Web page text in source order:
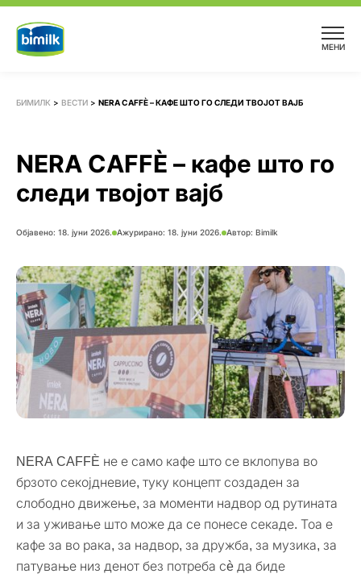
Skip
content
МЕНИ
БИМИЛК > ВЕСТИ > NERA CAFFÈ – КАФЕ ШТО ГО СЛЕДИ ТВОЈОТ ВАЈБ
NERA CAFFÈ – кафе што го
следи твојот вајб
Објавено: 18. јуни 2026. Ажурирано: 18. јуни 2026. Автор: Bimilk
NERA CAFFÈ не е само кафе што се вклопува во
брзото секојдневие, туку концепт создаден за
слободно движење, за моменти надвор од рутината
и за уживање што може да се понесе секаде. Тоа е
кафе за во рака, за надвор, за дружба, за музика, за
патување низ денот без потреба сè да биде